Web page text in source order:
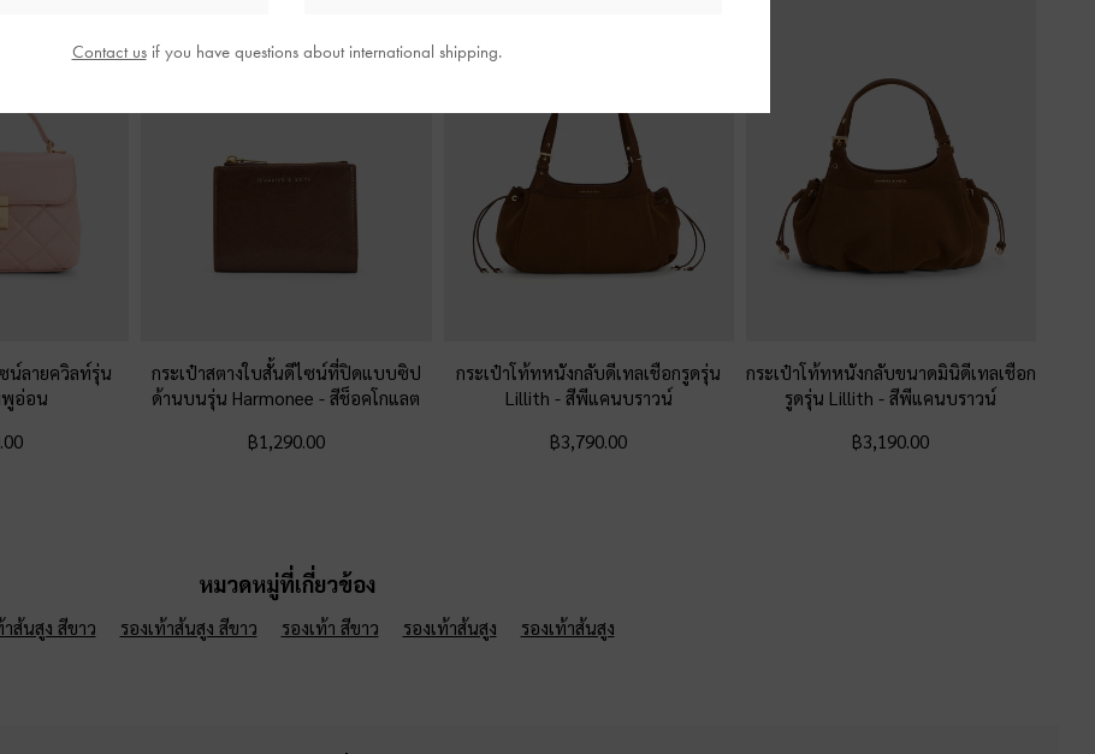
น์ลายควิลท์รุ่น
อ่อน
กระเป๋าสตางใบสั้นดีไซน์ที่ปิดแบบซิป
ด้านบนรุ่น Harmonee-สีช็อคโกแลต
฿1,290.00
กระเป๋าโท้ทหนังกลับดีเทลเชือกรูดรุ่น
Lillith - สีพีแคนบราวน์
฿3,790.00
กระเป๋าโท้ทหนังกลับขนาดมินิดีเทลเชือก
รูดรุ่น Lillith-สีพีแคนบราวน์
฿3,190.00
หมวดหมู่ที่เกี่ยวข้อง
าส้นสูง สีขาว รองเท้าส้นสูง สีขาว รองเท้า สีขาว รองเท้าส้นสูง รองเท้าส้นสูง
Contact usif you have questions about international shipping.